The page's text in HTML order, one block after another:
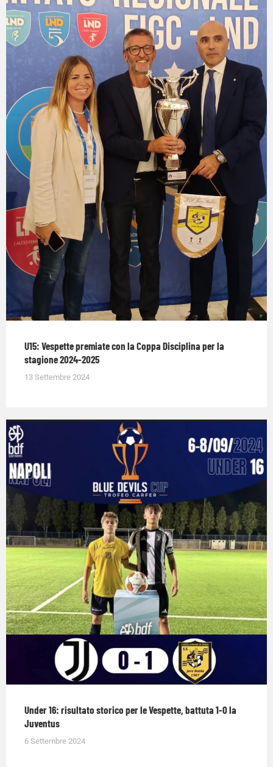
U15: Vespette premiate con la Coppa Disciplina per la
stagione 2024-2025
13 Settembre 2024
Under 16: risultato storico per le Vespette, battuta 1-0 la
Juventus
6 Settembre 2024